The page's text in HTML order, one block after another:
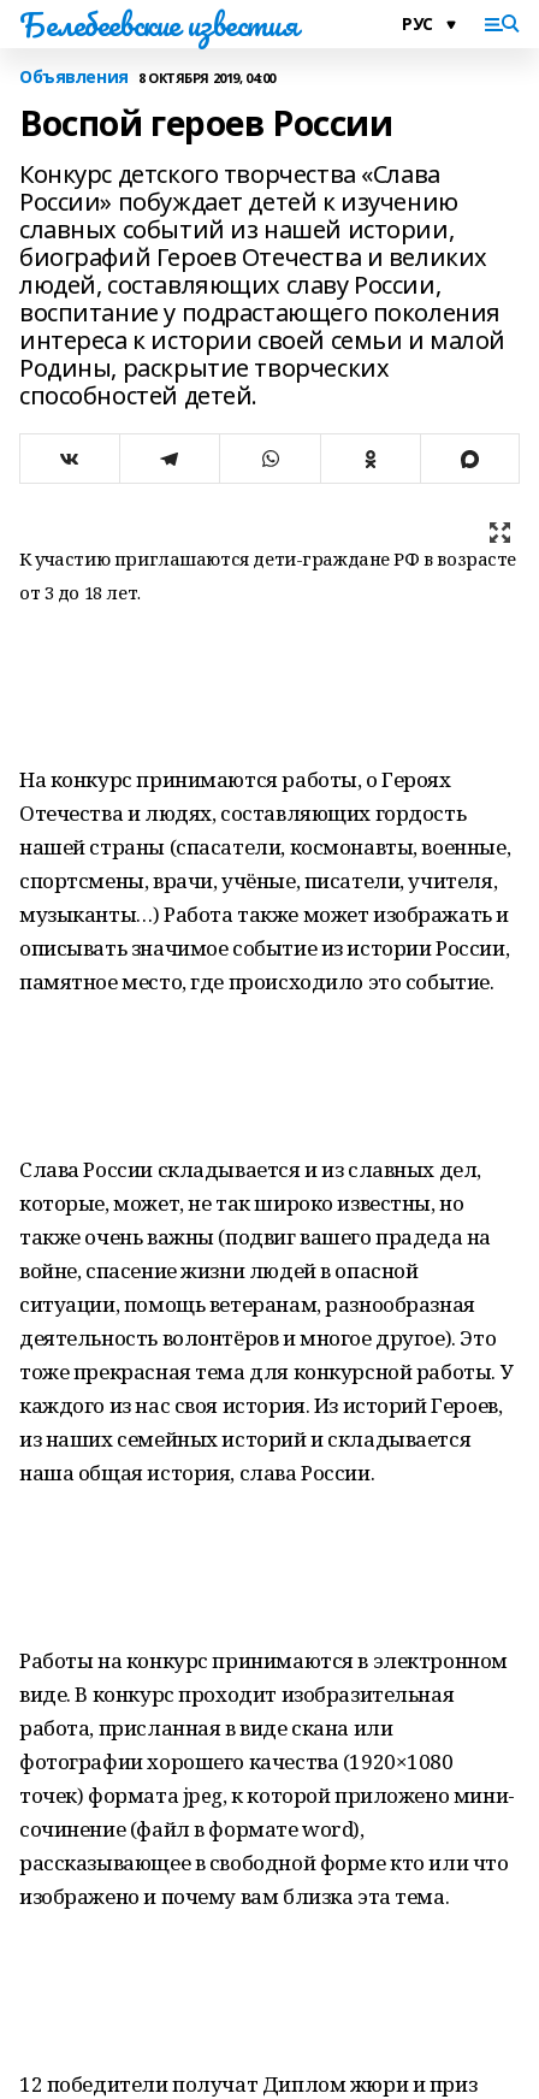
Белебеевские известия
Объявления 8 ОКТЯБРЯ 2019, 04:00
Воспой героев России
Конкурс детского творчества «Слава
России» побуждает детей к изучению
славных событий из нашей истории,
биографий Героев Отечества и великих
людей, составляющих славу России,
воспитание у подрастающего поколения
интереса к истории своей семьи и малой
Родины, раскрытие творческих
способностей детей.
К участию приглашаются дети-граждане РФ в возрасте
от 3 до 18 лет.
На конкурс принимаются работы, о Героях
Отечества и людях, составляющих гордость
нашей страны (спасатели, космонавты, военные,
спортсмены, врачи, учёные, писатели, учителя,
музыканты…) Работа также может изображать и
описывать значимое событие из истории России,
памятное место, где происходило это событие.
Слава России складывается и из славных дел,
которые, может, не так широко известны, но
также очень важны (подвиг вашего прадеда на
войне, спасение жизни людей в опасной
ситуации, помощь ветеранам, разнообразная
деятельность волонтёров и многое другое). Это
тоже прекрасная тема для конкурсной работы. У
каждого из нас своя история. Из историй Героев,
из наших семейных историй и складывается
наша общая история, слава России.
Работы на конкурс принимаются в электронном
виде. В конкурс проходит изобразительная
работа, присланная в виде скана или
фотографии хорошего качества (1920×1080
точек) формата jpeg, к которой приложено мини-
сочинение (файл в формате word),
рассказывающее в свободной форме кто или что
изображено и почему вам близка эта тема.
12 победители получат Диплом жюри и приз